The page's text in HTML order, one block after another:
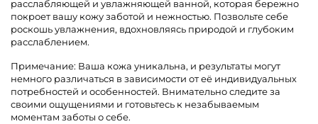
расслабляющей и увлажняющей ванной, которая бережно
покроет вашу кожу заботой и нежностью. Позвольте себе
роскошь увлажнения, вдохновляясь природой и глубоким
расслаблением.
Примечание: Ваша кожа уникальна, и результаты могут
немного различаться в зависимости от её индивидуальных
потребностей и особенностей. Внимательно следите за
своими ощущениями и готовьтесь к незабываемым
моментам заботы о себе.